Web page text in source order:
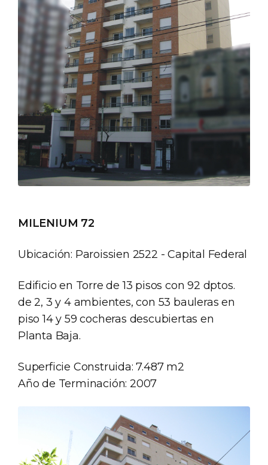
MILENIUM 72
Ubicación: Paroissien 2522 - Capital Federal
Edificio en Torre de 13 pisos con 92 dptos.
de 2, 3 y 4 ambientes, con 53 bauleras en
piso 14 y 59 cocheras descubiertas en
Planta Baja.
Superficie Construida: 7.487 m2
Año de Terminación: 2007